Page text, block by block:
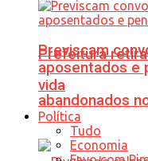
Prefeitura
abandonados
Previscam
aposentados e
vida
Política
Tudo
Economia